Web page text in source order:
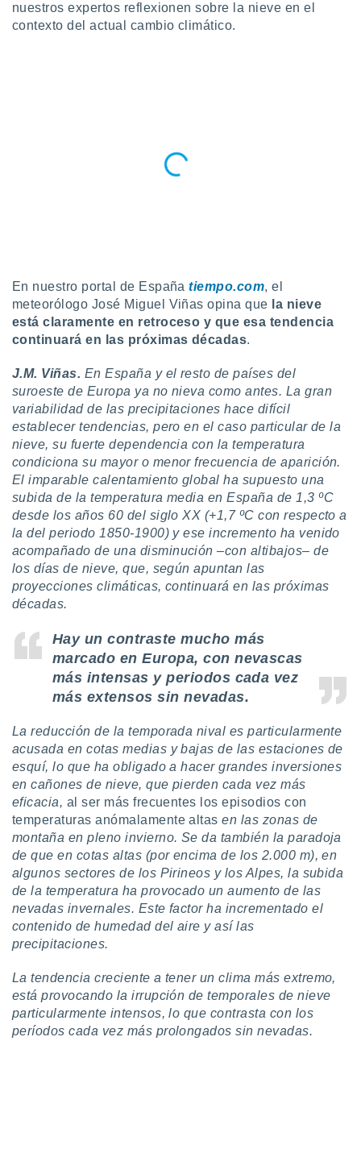
cookies
o
aunque
Puedes
acceder a
web a
abono
únicos
similares
sitio
de
en
a lo que
Para
su
u
datos
momento
en
en
en
de
nuestros expertos reflexionen sobre la nieve en el
contexto del actual cambio climático.
En nuestro portal de Españatiempo.com, el
meteorólogo José Miguel Viñas opina que la nieve
está claramente en retroceso y que esa tendencia
continuará en las próximas décadas.
J.M. Viñas. En España y el resto de países del
suroeste de Europa ya no nieva como antes. La gran
variabilidad de las precipitaciones hace difícil
establecer tendencias, pero en el caso particular de la
nieve, su fuerte dependencia con la temperatura
condiciona su mayor o menor frecuencia de aparición.
El imparable calentamiento global ha supuesto una
subida de la temperatura media en España de 1,3 ºC
desde los años 60 del siglo XX (+1,7 ºC con respecto a
la del periodo 1850-1900) y ese incremento ha venido
acompañado de una disminución –con altibajos– de
los días de nieve, que, según apuntan las
proyecciones climáticas, continuará en las próximas
décadas.
Hay un contraste mucho más
marcado en Europa, con nevascas
más intensas y periodos cada vez
más extensos sin nevadas.
La reducción de la temporada nival es particularmente
acusada en cotas medias y bajas de las estaciones de
esquí, lo que ha obligado a hacer grandes inversiones
en cañones de nieve, que pierden cada vez más
eficacia, al ser más frecuentes los episodios con
temperaturas anómalamente altas en las zonas de
montaña en pleno invierno. Se da también la paradoja
de que en cotas altas (por encima de los 2.000 m), en
algunos sectores de los Pirineos y los Alpes, la subida
de la temperatura ha provocado un aumento de las
nevadas invernales. Este factor ha incrementado el
contenido de humedad del aire y así las
precipitaciones.
La tendencia creciente a tener un clima más extremo,
está provocando la irrupción de temporales de nieve
particularmente intensos, lo que contrasta con los
períodos cada vez más prolongados sin nevadas.